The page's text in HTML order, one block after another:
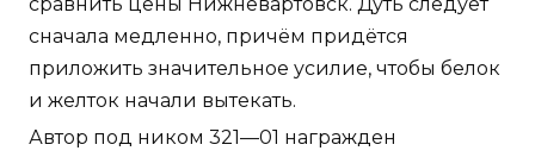
сравнить цены Нижневартовск. Дуть следует
сначала медленно, причём придётся
приложить значительное усилие, чтобы белок
и желток начали вытекать.
Автор под ником 321—01 награжден